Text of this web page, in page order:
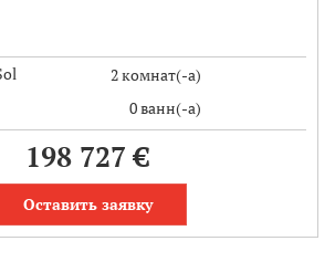
2 комнат(-а)
0 ванн(-а)
198 727 €
Оставить заявку